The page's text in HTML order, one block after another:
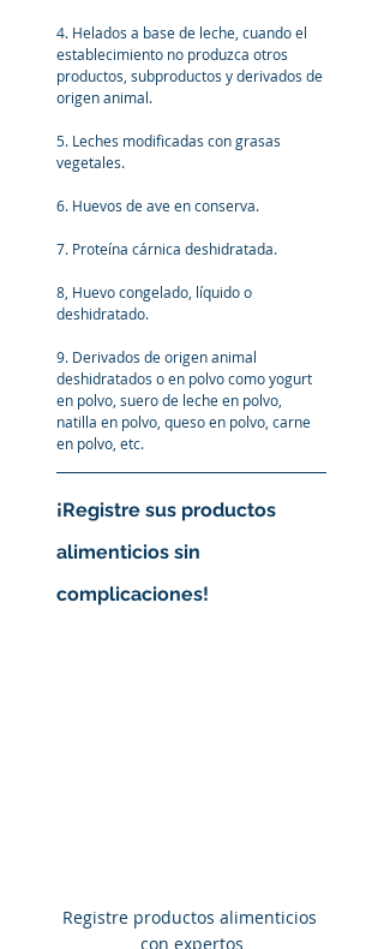
4. Helados a base de leche, cuando el
establecimiento no produzca otros
productos, subproductos y derivados de
origen animal.
5. Leches modificadas con grasas
vegetales.
6. Huevos de ave en conserva.
7. Proteína cárnica deshidratada.
8, Huevo congelado, líquido o
deshidratado.
9. Derivados de origen animal
deshidratados o en polvo como yogurt
en polvo, suero de leche en polvo,
natilla en polvo, queso en polvo, carne
en polvo, etc.
¡Registre sus productos
alimenticios sin
complicaciones!
Registre productos alimenticios
con expertos